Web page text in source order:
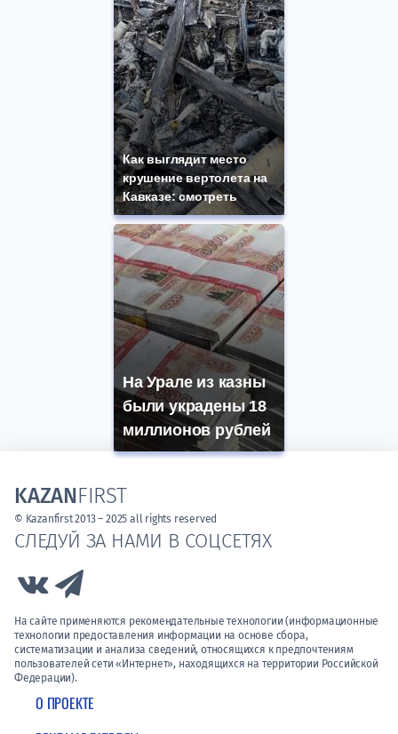
Как выглядит место
крушение вертолета на
Кавказе: смотреть
На Урале из казны
были украдены 18
миллионов рублей
О ПРОЕКТЕ
СЛЕДУЙ ЗА НАМИ В СОЦСЕТЯХ
Link to Vk
На сайте применяются рекомендательные технологии (информационные
технологии предоставления информации на основе сбора,
систематизации и анализа сведений, относящихся к предпочтениям
пользователей сети «Интернет», находящихся на территории Российской
Федерации).
KAZANFIRST
© Kazanfirst 2013 – 2025 all rights reserved